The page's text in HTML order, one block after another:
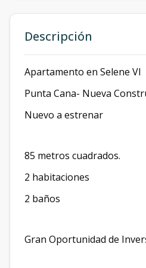
Descripción
Apartamento en Selene VI
Punta Cana- Nueva
Nuevo a estrenar
85 metros cuadrados.
2 habitaciones
2 baños
Gran Oportunidad de